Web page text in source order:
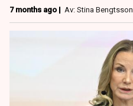
7 months ago | Av: Stina Bengtsson